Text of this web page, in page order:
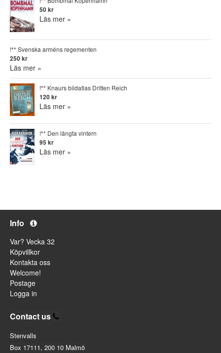
50 kr
Läs mer »
!** Svenska arméns regementen
250 kr
Läs mer »
!** Knaurs bildatlas Dritten Reich
120 kr
Läs mer »
!** Den längta vintern
95 kr
Läs mer »
Info
Var? Vecka 32
Köpvillkor
Kontakta oss
Welcome!
Postage
Logga in
Contact us
Stenvalls
Box 17111, 200 10 Malmö